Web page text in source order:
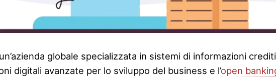
globale specializzata in sistemi di informazioni
digitali avanzate per lo sviluppo del business e l’open